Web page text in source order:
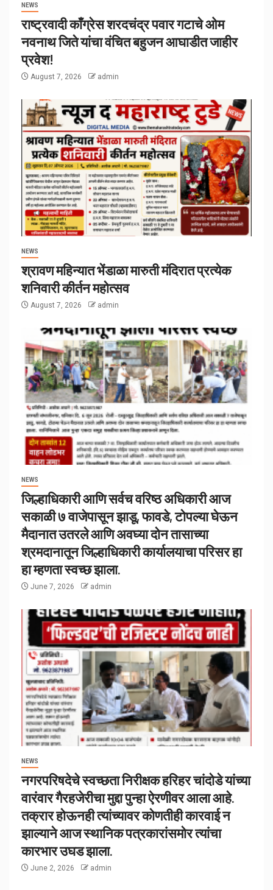
NEWS
राष्ट्रवादी काँग्रेस शरदचंद्र पवार गटाचे ओम
नवनाथ जिते यांचा वंचित बहुजन आघाडीत जाहीर
प्रवेश!
August 7, 2026 admin
NEWS
श्रावण महिन्यात भेंडाळा मारुती मंदिरात प्रत्येक
शनिवारी कीर्तन महोत्सव
August 7, 2026 admin
NEWS
जिल्हाधिकारी आणि सर्वच वरिष्ठ अधिकारी आज
सकाळी ७ वाजेपासून झाडू, फावडे, टोपल्या घेऊन
मैदानात उतरले आणि अवघ्या दोन तासाच्या
श्रमदानातून जिल्हाधिकारी कार्यालयाचा परिसर हा
हा म्हणता स्वच्छ झाला.
June 7, 2026 admin
NEWS
नगरपरिषदेचे स्वच्छता निरीक्षक हरिहर चांदोडे यांच्या
वारंवार गैरहजेरीचा मुद्दा पुन्हा ऐरणीवर आला आहे.
तक्रार होऊनही त्यांच्यावर कोणतीही कारवाई न
झाल्याने आज स्थानिक पत्रकारांसमोर त्यांचा
कारभार उघड झाला.
June 2, 2026 admin